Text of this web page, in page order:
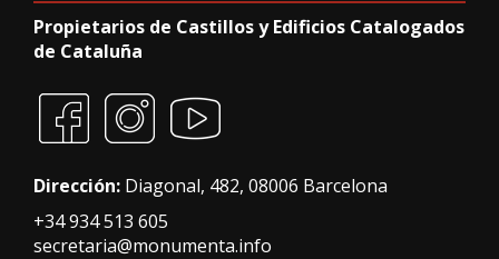
Propietarios de Castillos y Edificios Catalogados
de Cataluña
Dirección: Diagonal, 482, 08006 Barcelona
+34 934 513 605
secretaria@monumenta.info